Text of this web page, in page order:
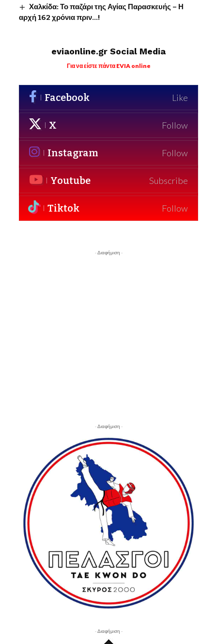
Χαλκίδα: Το παζάρι της Αγίας Παρασκευής – Η
αρχή 162 χρόνια πριν…!
eviaonline.gr Social Media
Για να είστε πάντα EVIA online
Facebook Like
X Follow
Instagram Follow
Youtube Subscribe
Tiktok Follow
- Διαφήμιση -
- Διαφήμιση -
- Διαφήμιση -